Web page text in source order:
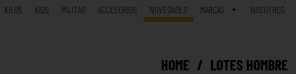
KILOS KIDS MILITAR ACCESORIOS NOVEDADES MARCAS NOSOTROS
HOME / LOTES HOMBRE